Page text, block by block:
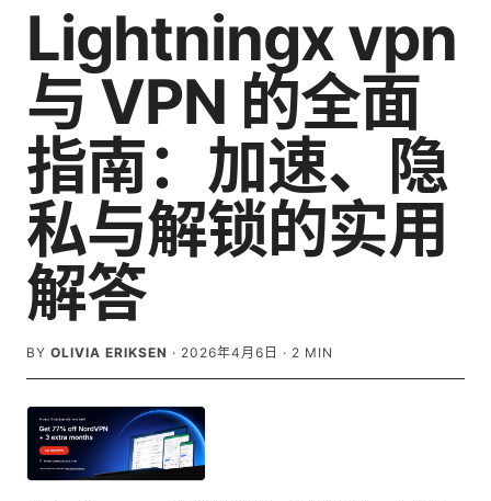
Lightningx vpn
与 VPN 的全面
指南：加速、隐
私与解锁的实用
解答
BY OLIVIA ERIKSEN · 2026年4月6日 · 2 MIN